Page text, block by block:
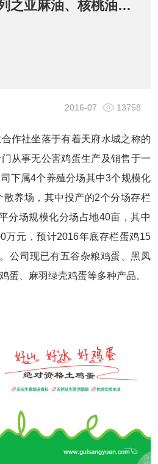
油、紫苏油、山茶油包装设计与推广
2016-07 13758
作社坐落于有着天府水城之称的
从事无公害鸡蛋生产及销售于一
下属4个养殖分场其中3个规模化
养场，其中投产的2个分场存栏
分场规模化分场占地40亩，其中
万元，预计2016年底存栏蛋鸡15
公司现已有五谷杂粮鸡蛋、黑凤
蛋、麻羽绿壳鸡蛋等多种产品。